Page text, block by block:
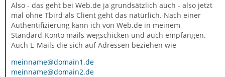
Also - das geht bei Web.de ja grundsätzlich auch - also jetzt
mal ohne Tbird als Client geht das natürlich. Nach einer
Authentifizierung kann ich von Web.de in meinem
Standard-Konto mails wegschicken und auch empfangen.
Auch E-Mails die sich auf Adressen beziehen wie
meinname@domain1.de
meinname@domain2.de